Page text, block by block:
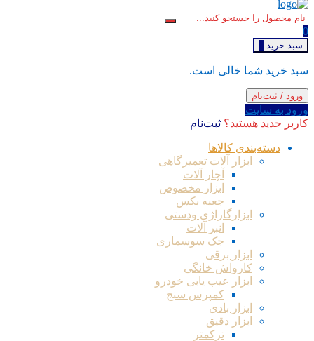
0
سبد خرید
سبد خرید شما خالی است.
ورود / ثبت‌نام
ورود به سایت
کاربر جدید هستید؟ ثبت‌نام
دسته‌بندی کالاها
ابزار آلات تعمیرگاهی
آچار آلات
ابزار مخصوص
جعبه بکس
ابزارگاراژی ودستی
انبر آلات
جک سوسماری
ابزار برقی
کارواش خانگی
ابزار عیب یابی خودرو
کمپرس سنج
ابزار بادی
ابزار دقیق
ترکمتر